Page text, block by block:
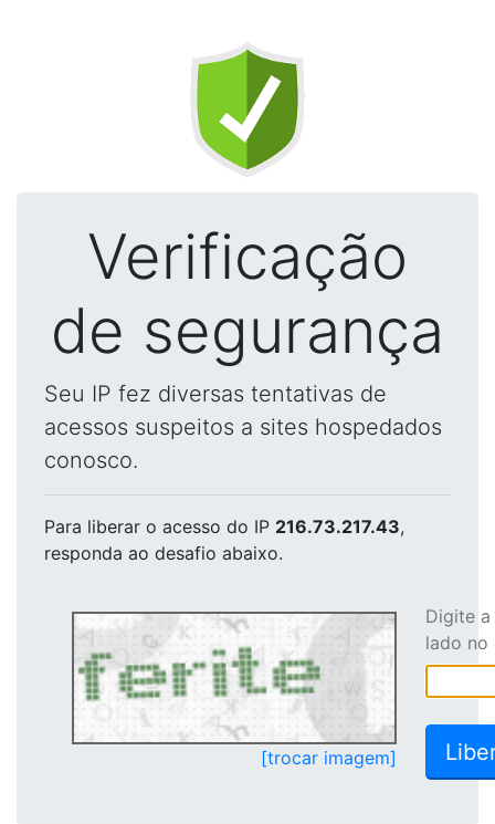
Verificação
de segurança
Seu IP fez diversas tentativas de
acessos suspeitos a sites hospedados
conosco.
Para liberar o acesso do IP 216.73.217.43,
responda ao desafio abaixo.
[trocar imagem]
Digite
lado no